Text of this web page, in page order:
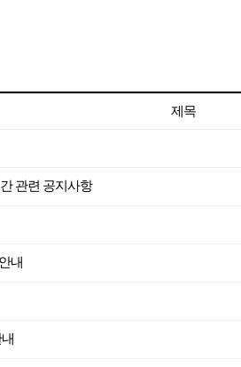
제목
관련 공지사항
내